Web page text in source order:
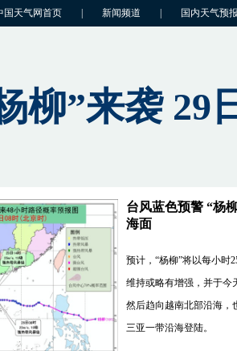
国天气网首页 新闻频道 国内天气预
柳”来袭 29
台风蓝色预警 “杨
海面
预计，“杨柳”将以每小时
维持或略有增强，并于今
然后趋向越南北部沿海，
三亚一带沿海登陆。